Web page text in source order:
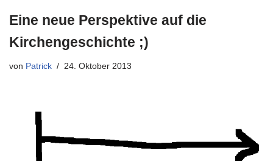
Eine neue Perspektive auf die
Kirchengeschichte ;)
von Patrick 24. Oktober 2013